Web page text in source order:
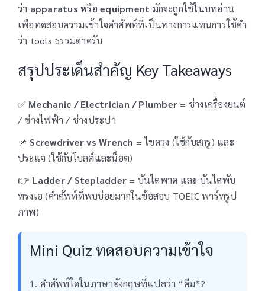
ว่า apparatus หรือequipment มักจะถูกใช้ในบทอ่าน
เพื่อทดสอบความเข้าใจคำศัพท์ที่เป็นทางการแทนการใช้คำ
ว่า tools ธรรมดาครับ
สรุปประเด็นสำคัญ Key Takeaways
✅ Mechanic / Electrician / Plumber = ช่างเครื่องยนต์
/ ช่างไฟฟ้า / ช่างประปา
📌Screwdriver vs Wrench = ไขควง (ใช้กับสกรู) และ
ประแจ (ใช้กับโบลต์และน็อต)
👉 Ladder / Stepladder = บันไดพาด และ บันไดพับ
ทรงเอ (คำศัพท์ที่พบบ่อยมากในข้อสอบ TOEIC พาร์ทรูป
ภาพ)
Mini Quiz ทดสอบความเข้าใจ
1. คำศัพท์ใดในภาษาอังกฤษที่แปลว่า “คีม”?